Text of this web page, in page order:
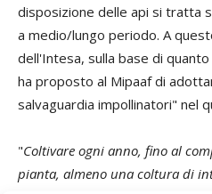
disposizione delle api si tratta
a medio/lungo periodo. A
dell'Intesa, sulla base di
ha proposto al Mipaaf di
salvaguardia impollinatori" nel
"Coltivare ogni anno, fino al
pianta, almeno una coltura di